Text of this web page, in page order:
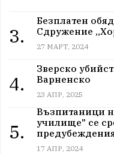
3.
Безплатен
Сдружение
27 МАРТ, 2024
4.
Зверско
Варненско
23 АПР, 2025
5.
Възпитаници
училище" се
17 АПР, 2024